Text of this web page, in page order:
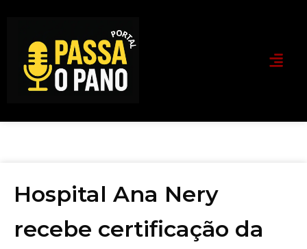
Hospital Ana Nery
recebe certificação da